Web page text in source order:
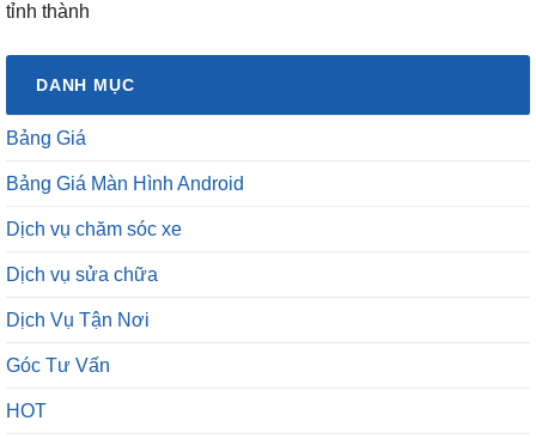
tỉnh thành
DANH MỤC
Bảng Giá
Bảng Giá Màn Hình Android
Dịch vụ chăm sóc xe
Dịch vụ sửa chữa
Dịch Vụ Tận Nơi
Góc Tư Vấn
HOT